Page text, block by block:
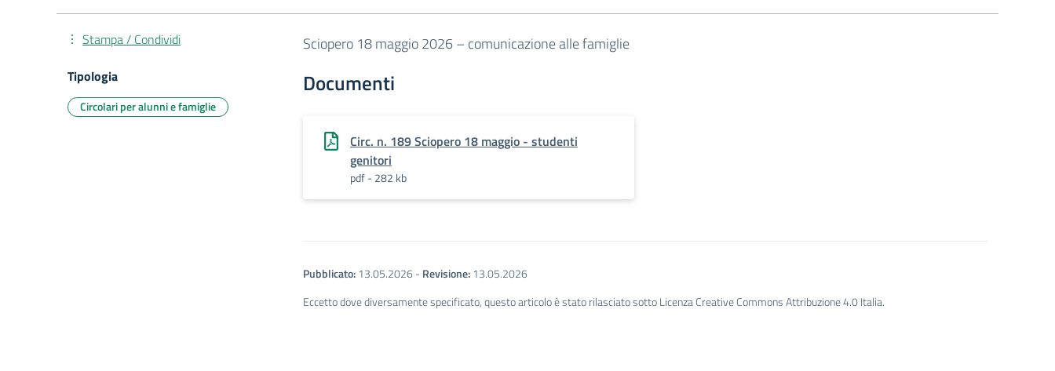
Sciopero 18 maggio 2026 – comunicazione alle famiglie
Documenti
Circ. n. 189 Sciopero 18 maggio - studenti
genitori
pdf - 282 kb
Pubblicato:13.05.2026 -Revisione:13.05.2026
Eccetto dove diversamente specificato, questo articolo è stato rilasciato sotto Licenza Creative Commons Attribuzione 4.0 Italia.
Stampa / Condividi
Tipologia
Circolari per alunni e famiglie